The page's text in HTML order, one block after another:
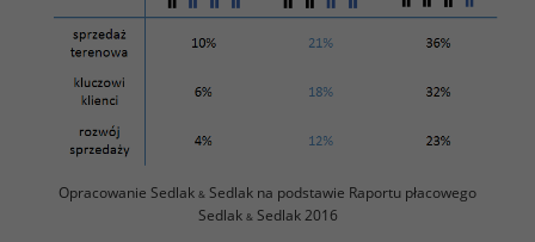
Opracowanie Sedlak & Sedlak na podstawie Raportu płacowego
Sedlak &Sedlak 2016